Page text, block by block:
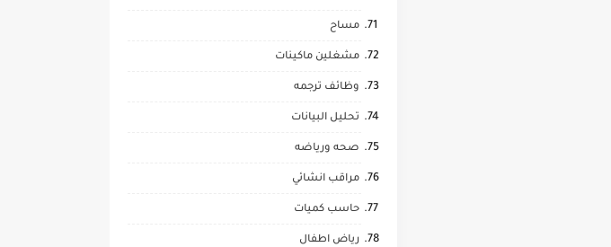
مساح
مشغلين ماكينات
وظائف ترجمه
تحليل البيانات
صحه ورياضه
مراقب انشائي
حاسب كميات
رياض اطفال